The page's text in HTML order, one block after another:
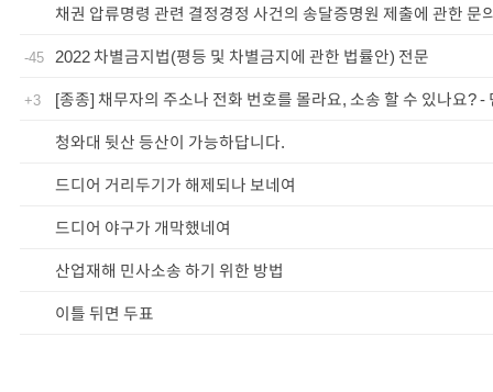
채권 압류명령 관련 결정경정 사건의 송달증명원 제출에 관한 문
-45 2022 차별금지법(평등 및 차별금지에 관한 법률안) 전문
+3
[종종] 채무자의 주소나 전화 번호를 몰라요, 소송 할 수 있나요? -
청와대 뒷산 등산이 가능하답니다.
드디어 거리두기가 해제되나 보네여
드디어 야구가 개막했네여
산업재해 민사소송 하기 위한 방법
이틀 뒤면 두표